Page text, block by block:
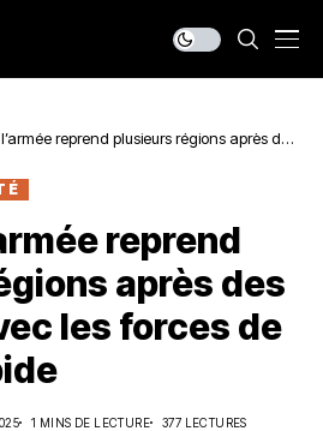
reprend plusieurs régions après des
reprend
après des
les forces de
1 MINS DE LECTURE 377 LECTURES